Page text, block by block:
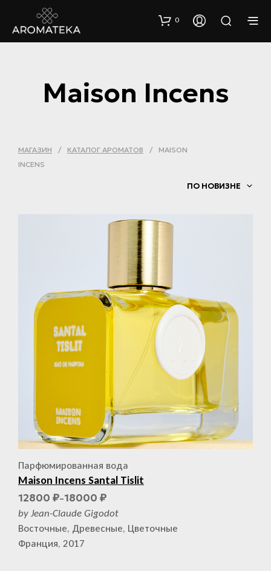
0
Maison Incens
МАГАЗИН / КАТАЛОГ АРОМАТОВ /
MAISON
INCENS
ПО НОВИЗНЕ
Парфюмированная вода
Maison Incens Santal Tislit
12800 ₽–18000 ₽
by Jean-Claude Gigodot
Восточные, Древесные, Цветочные
Франция, 2017